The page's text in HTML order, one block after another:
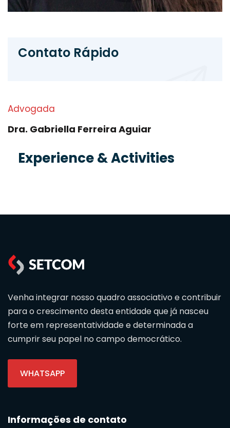
Contato Rápido
Advogada
Dra. Gabriella Ferreira Aguiar
Experience & Activities
Venha integrar nosso quadro associativo e contribuir
para o crescimento desta entidade que já nasceu
forte em representatividade e determinada a
cumprir seu papel no campo democrático.
WHATSAPP
Informações de contato